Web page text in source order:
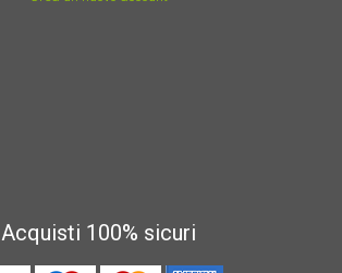
Acquisti 100% sicuri